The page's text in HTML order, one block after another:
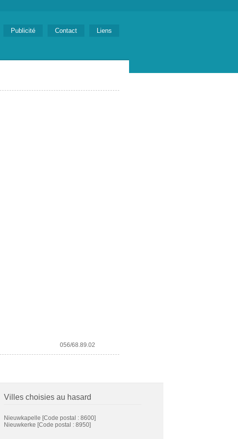
Publicité Contact Liens
056/68.89.02
Villes choisies au hasard
Nieuwkapelle [Code postal : 8600]
Nieuwkerke [Code postal : 8950]